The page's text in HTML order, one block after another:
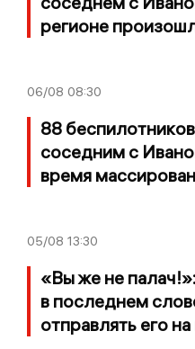
регионе
06/08 08:30
88
соседним с
время
05/08 13:30
«Вы же не
в последнем
отправлять его